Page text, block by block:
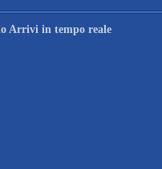
Arrivi in tempo reale